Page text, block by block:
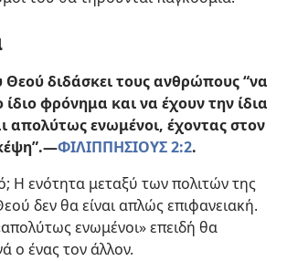
Θεού διδάσκει τους ανθρώπους “να
φρόνημα και να έχουν την ίδια
απολύτως ενωμένοι, έχοντας στον
ΦΙΛΙΠΠΗΣΙΟΥΣ 2:2.
Η ενότητα μεταξύ των πολιτών της
δεν θα είναι απλώς επιφανειακή.
ενωμένοι» επειδή θα
ο ένας τον άλλον.